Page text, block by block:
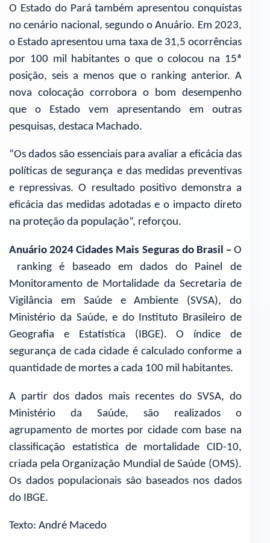
O Estado do Pará também apresentou conquistas
no cenário nacional, segundo o Anuário. Em 2023,
o Estado apresentou uma taxa de 31,5 ocorrências
por 100 mil habitantes o que o colocou na 15ª
posição, seis a menos que o ranking anterior. A
nova colocação corrobora o bom desempenho
que o Estado vem apresentando em outras
pesquisas, destaca Machado.
“Os dados são essenciais para avaliar a eficácia das
políticas de segurança e das medidas preventivas
e repressivas. O resultado positivo demonstra a
eficácia das medidas adotadas e o impacto direto
na proteção da população”, reforçou.
Anuário 2024 Cidades Mais Seguras do Brasil – O
ranking é baseado em dados do Painel de
Monitoramento de Mortalidade da Secretaria de
Vigilância em Saúde e Ambiente (SVSA), do
Ministério da Saúde, e do Instituto Brasileiro de
Geografia e Estatística (IBGE). O índice de
segurança de cada cidade é calculado conforme a
quantidade de mortes a cada 100 mil habitantes.
A partir dos dados mais recentes do SVSA, do
Ministério da Saúde, são realizados o
agrupamento de mortes por cidade com base na
classificação estatística de mortalidade CID-10,
criada pela Organização Mundial de Saúde (OMS).
Os dados populacionais são baseados nos dados
do IBGE.
Texto: André Macedo